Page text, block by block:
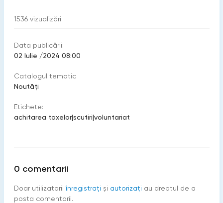
1536 vizualizări
Data publicării:
02 Iulie /2024 08:00
Catalogul tematic
Noutăți
Etichete:
achitarea taxelor|scutiri|voluntariat
0 comentarii
Doar utilizatorii înregistraţi şi autorizați au dreptul de a
posta comentarii.